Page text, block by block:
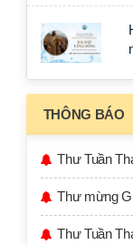
THÔNG BÁO
Thư Tuần
Thư mừng
Thư Tuần